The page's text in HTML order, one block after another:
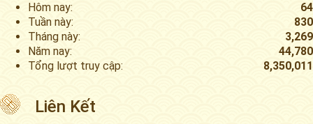
Hôm nay:
64
Tuần này:
830
Tháng này:
3,269
Năm nay:
44,780
Tổng lượt truy cập:
8,350,011
Liên Kết